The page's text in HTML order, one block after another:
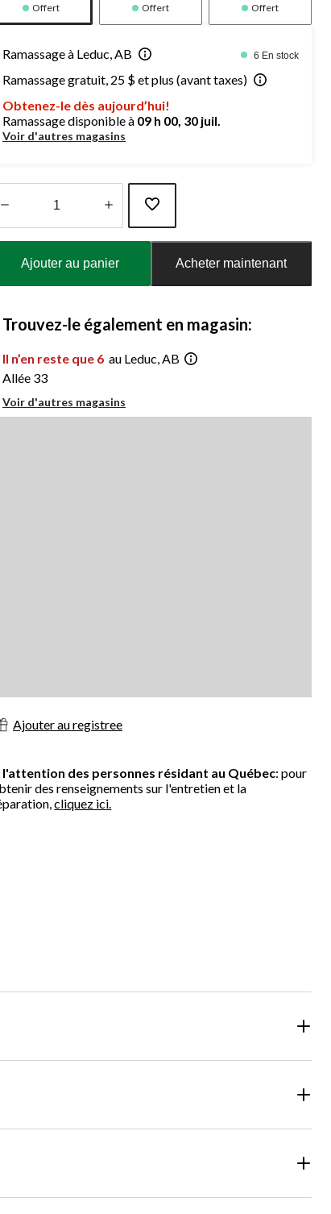
Offert Offert Offert
Ramassage à Leduc, AB 6 En stock
Ramassage gratuit, 25 $ et plus (avant taxes)
Obtenez-le dès aujourd’hui!
Ramassage disponible à 09 h 00, 30 juil.
Voir d'autres magasins
Ajouter au panier Acheter maintenant
Trouvez-le également en magasin:
Il n’en reste que 6 au Leduc, AB
Allée 33
Voir d'autres magasins
Ajouter au registree
l'attention des personnes résidant au Québec: pour
des renseignements sur l'entretien et la
cliquez ici.